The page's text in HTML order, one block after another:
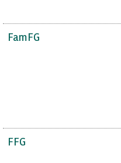
FamFG
FFG